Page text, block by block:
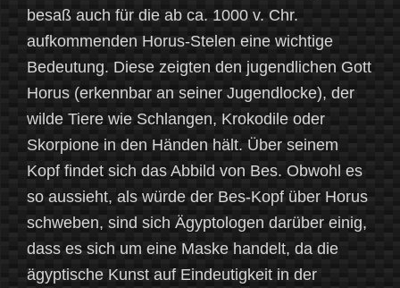
besaß auch für die ab ca. 1000 v. Chr.
aufkommenden Horus-Stelen eine wichtige
Bedeutung. Diese zeigten den jugendlichen Gott
Horus (erkennbar an seiner Jugendlocke), der
wilde Tiere wie Schlangen, Krokodile oder
Skorpione in den Händen hält. Über seinem
Kopf findet sich das Abbild von Bes. Obwohl es
so aussieht, als würde der Bes-Kopf über Horus
schweben, sind sich Ägyptologen darüber einig,
dass es sich um eine Maske handelt, da die
ägyptische Kunst auf Eindeutigkeit in der